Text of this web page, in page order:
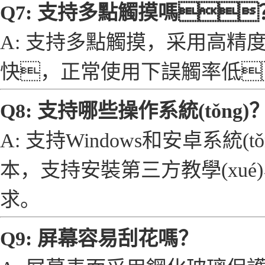
Q7: 支持多點觸摸嗎
A: 支持多點觸摸，采用高精
快，正常使用下誤觸率
Q8: 支持哪些操作系統(tǒng)
A: 支持Windows和安卓系統
本，支持安裝第三方教學
求。
Q9: 屏幕容易刮花嗎？